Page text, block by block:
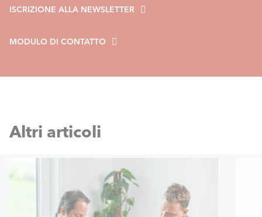
ISCRIZIONE ALLA NEWSLETTER
MODULO DI CONTATTO
Altri articoli